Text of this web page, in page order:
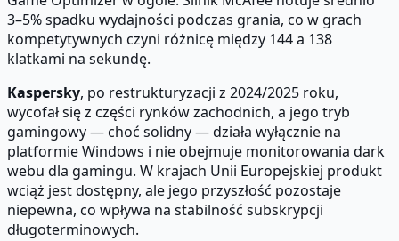
3–5% spadku wydajności podczas grania, co w grach
kompetytywnych czyni różnicę między 144 a 138
klatkami na sekundę.
Kaspersky, po restrukturyzacji z 2024/2025 roku,
wycofał się z części rynków zachodnich, a jego tryb
gamingowy — choć solidny — działa wyłącznie na
platformie Windows i nie obejmuje monitorowania dark
webu dla gamingu. W krajach Unii Europejskiej produkt
wciąż jest dostępny, ale jego przyszłość pozostaje
niepewna, co wpływa na stabilność subskrypcji
długoterminowych.